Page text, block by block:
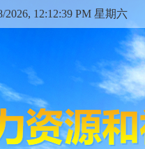
2026, 12:12:39 PM 星期六